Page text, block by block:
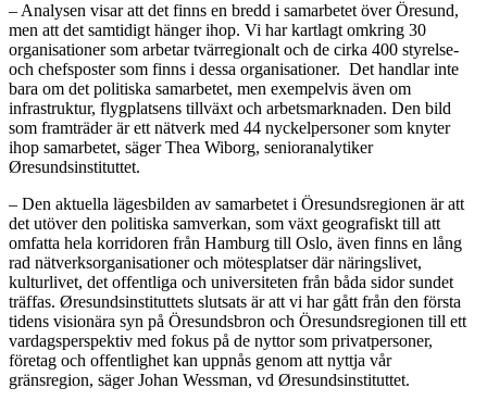
– Analysen visar att det finns en bredd i samarbetet över Öresund,
men att det samtidigt hänger ihop. Vi har kartlagt omkring 30
organisationer som arbetar tvärregionalt och de cirka 400 styrelse-
och chefsposter som finns i dessa organisationer. Det handlar inte
bara om det politiska samarbetet, men exempelvis även om
infrastruktur, flygplatsens tillväxt och arbetsmarknaden. Den bild
som framträder är ett nätverk med 44 nyckelpersoner som knyter
ihop samarbetet, säger Thea Wiborg, senioranalytiker
Øresundsinstituttet.
– Den aktuella lägesbilden av samarbetet i Öresundsregionen är att
det utöver den politiska samverkan, som växt geografiskt till att
omfatta hela korridoren från Hamburg till Oslo, även finns en lång
rad nätverksorganisationer och mötesplatser där näringslivet,
kulturlivet, det offentliga och universiteten från båda sidor sundet
träffas. Øresundsinstituttets slutsats är att vi har gått från den första
tidens visionära syn på Öresundsbron och Öresundsregionen till ett
vardagsperspektiv med fokus på de nyttor som privatpersoner,
företag och offentlighet kan uppnås genom att nyttja vår
gränsregion, säger Johan Wessman, vd Øresundsinstituttet.